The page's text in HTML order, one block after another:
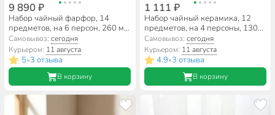
9 890 ₽
Набор чайный фарфор, 14
предметов, на 6 персон, 260 мл,
Lefard, Irises, 590-331,
подарочная упаковка
Самовывоз:сегодня
Курьером: 11 августа
5•3 отзыва
В корзину
1 111 ₽
Набор чайный керамика, 12
предметов, на 4 персоны, 130
мл, с ложками, в ассортименте,
Кофемания, Y4-4321,
подарочная упаковка
Самовывоз: сегодня
Курьером: 11 августа
4.9•3 отзыва
В корзину